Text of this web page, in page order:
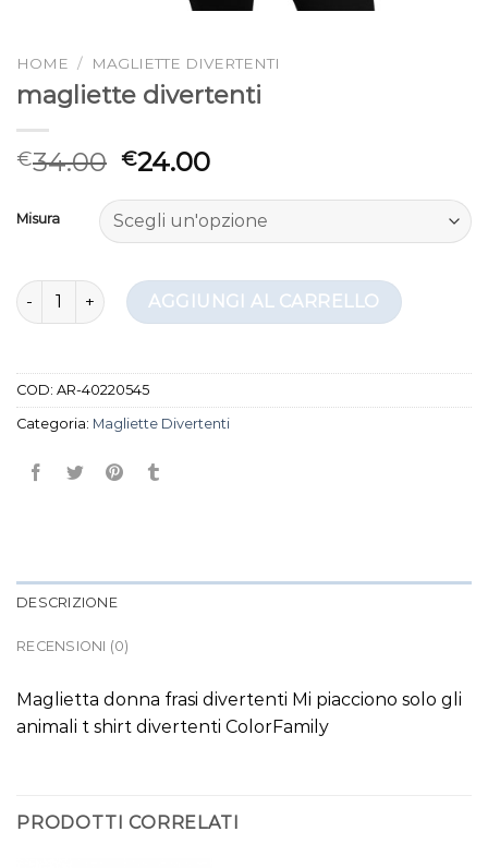
HOME / MAGLIETTE DIVERTENTI
magliette divertenti
€34.00 €24.00
Misura
magliette divertenti quantitàAGGIUNGI AL CARRELLO
COD: AR-40220545
Categoria: Magliette Divertenti
DESCRIZIONE
RECENSIONI (0)
Maglietta donna frasi divertenti Mi piacciono solo gli
animali t shirt divertenti ColorFamily
PRODOTTI CORRELATI